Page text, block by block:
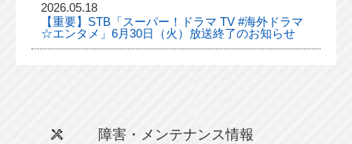
2026.05.18
【重要】STB「スーパー！ドラマ TV #海外ドラマ
☆エンタメ」6月30日（火）放送終了のお知らせ
障害・メンテナンス情報